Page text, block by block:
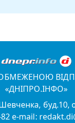
«ДНІПРО.ІНФО»
буд.10,
e-mail: